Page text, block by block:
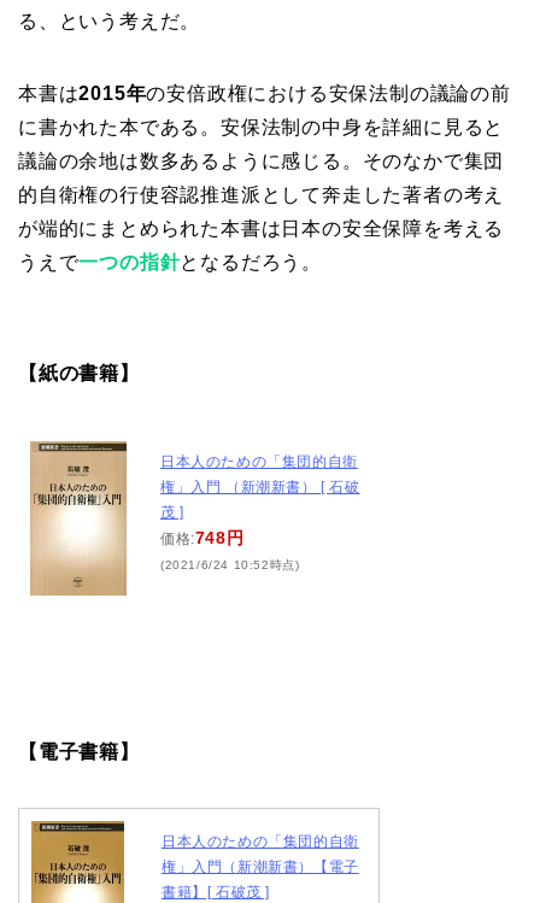
る、という考えだ。
本書は2015年の安倍政権における安保法制の議論の前
に書かれた本である。安保法制の中身を詳細に見ると
議論の余地は数多あるように感じる。そのなかで集団
的自衛権の行使容認推進派として奔走した著者の考え
が端的にまとめられた本書は日本の安全保障を考える
うえで一つの指針となるだろう。
【紙の書籍】
日本人のための「集団的自衛
権」入門 （新潮新書） [ 石破
茂 ]
価格:748円
(2021/6/24 10:52時点)
【電子書籍】
日本人のための「集団的自衛
権」入門（新潮新書）【電子
書籍】[ 石破茂 ]